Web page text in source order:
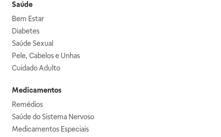
Saúde
Bem Estar
Diabetes
Saúde Sexual
Pele, Cabelos e Unhas
Cuidado Adulto
Medicamentos
Remédios
Saúde do Sistema Nervoso
Medicamentos Especiais